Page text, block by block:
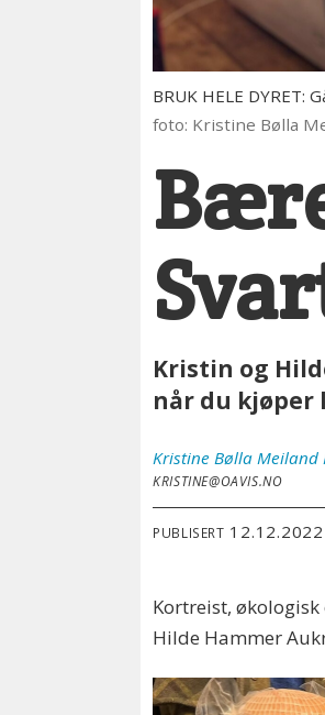
BRUK HELE
foto: Kristine Bølla
Kristin og
når du kjøper
Kristine Bølla Meiland
KRISTINE@OAVIS.NO
PUBLISERT
Kortreist,
Hilde Hammer